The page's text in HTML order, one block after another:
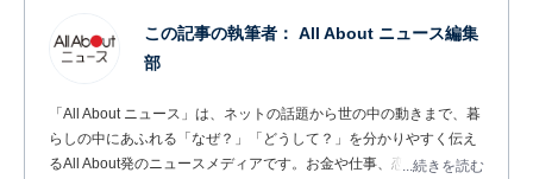
この記事の執筆者： All About ニュース編集
部
「All About ニュース」は、ネットの話題から世の中の動きまで、暮
らしの中にあふれる「なぜ？」「どうして？」を分かりやすく伝え
るAll About発のニュースメディアです。お金や仕事、恋愛、ITに関
...続きを読む